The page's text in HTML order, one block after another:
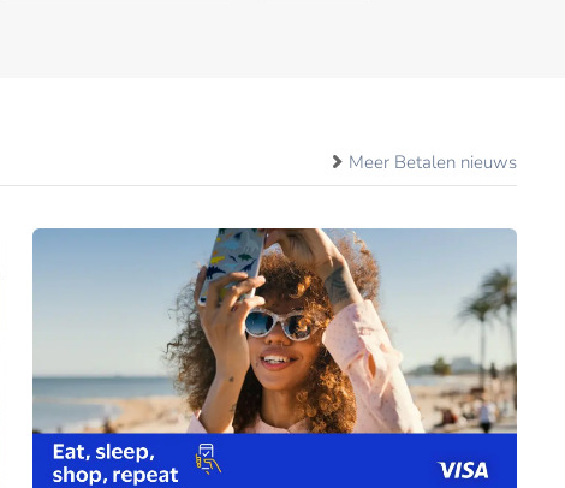
Meer Betalen nieuws